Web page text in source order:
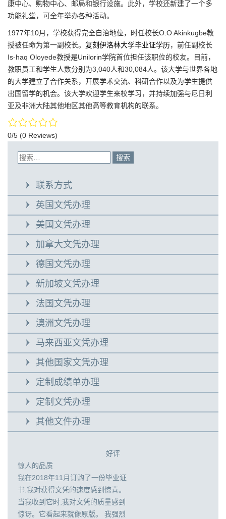
康中心、购物中心、邮局和银行设施。此外，学校还新建了一个多
功能礼堂，可全年举办各种活动。
1977年10月，学校获得完全自治地位，时任校长O.O Akinkugbe教
授被任命为第一副校长。 复刻伊洛林大学毕业证学历，前任副校长
Is-haq Oloyede教授是Unilorin学院首位担任该职位的校友。目前，
教职员工和学生人数分别为3,040人和30,084人。该大学与世界各地
的大学建立了合作关系，开展学术交流、科研合作以及为学生提供
出国留学的机会。该大学欢迎学生来校学习，并持续加强与尼日利
亚及非洲大陆其他地区其他高等教育机构的联系。
0/5 (0 Reviews)
联系方式
英国文凭办理
美国文凭办理
加拿大文凭办理
德国文凭办理
新加坡文凭办理
法国文凭办理
澳洲文凭办理
马来西亚文凭办理
其他国家文凭办理
定制成绩单办理
定制文凭办理
其他文件办理
好评
惊人的品质
我在2018年11月订购了一份毕业证
书,我对获得文凭的速度感到惊喜。
当我收到它时,我对文凭的质量感到
惊讶。它看起来就像原版。 我强烈